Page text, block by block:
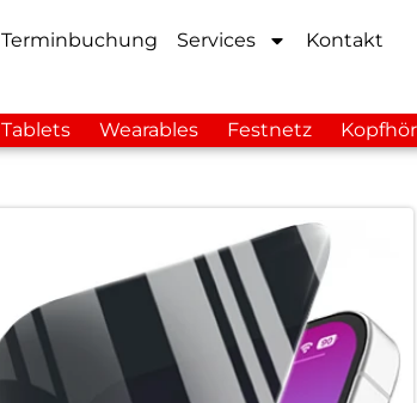
Terminbuchung Services
Kontakt
Tablets Wearables Festnetz